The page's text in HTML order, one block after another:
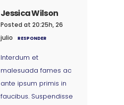
Jessica Wilson
Posted at 20:25h, 26
julio
RESPONDER
Interdum et
malesuada fames ac
ante ipsum primis in
faucibus. Suspendisse